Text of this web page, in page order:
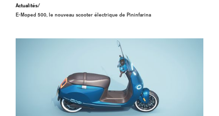
Actualités/
E-Moped 500, le nouveau scooter électrique de Pininfarina